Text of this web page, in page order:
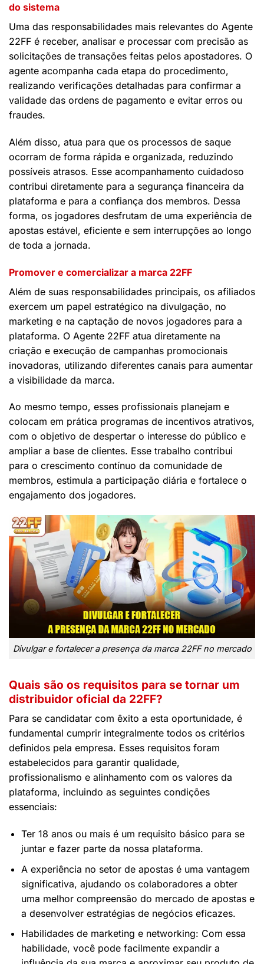
do sistema
Uma das responsabilidades mais relevantes do Agente
22FF é receber, analisar e processar com precisão as
solicitações de transações feitas pelos apostadores. O
agente acompanha cada etapa do procedimento,
realizando verificações detalhadas para confirmar a
validade das ordens de pagamento e evitar erros ou
fraudes.
Além disso, atua para que os processos de saque
ocorram de forma rápida e organizada, reduzindo
possíveis atrasos. Esse acompanhamento cuidadoso
contribui diretamente para a segurança financeira da
plataforma e para a confiança dos membros. Dessa
forma, os jogadores desfrutam de uma experiência de
apostas estável, eficiente e sem interrupções ao longo
de toda a jornada.
Promover e comercializar a marca 22FF
Além de suas responsabilidades principais, os afiliados
exercem um papel estratégico na divulgação, no
marketing e na captação de novos jogadores para a
plataforma. O Agente 22FF atua diretamente na
criação e execução de campanhas promocionais
inovadoras, utilizando diferentes canais para aumentar
a visibilidade da marca.
Ao mesmo tempo, esses profissionais planejam e
colocam em prática programas de incentivos atrativos,
com o objetivo de despertar o interesse do público e
ampliar a base de clientes. Esse trabalho contribui
para o crescimento contínuo da comunidade de
membros, estimula a participação diária e fortalece o
engajamento dos jogadores.
Divulgar e fortalecer a presença da marca 22FF no mercado
Quais são os requisitos para se tornar um
distribuidor oficial da 22FF?
Para se candidatar com êxito a esta oportunidade, é
fundamental cumprir integralmente todos os critérios
definidos pela empresa. Esses requisitos foram
estabelecidos para garantir qualidade,
profissionalismo e alinhamento com os valores da
plataforma, incluindo as seguintes condições
essenciais:
Ter 18 anos ou mais é um requisito básico para se
juntar e fazer parte da nossa plataforma.
A experiência no setor de apostas é uma vantagem
significativa, ajudando os colaboradores a obter
uma melhor compreensão do mercado de apostas e
a desenvolver estratégias de negócios eficazes.
Habilidades de marketing e networking: Com essa
habilidade, você pode facilmente expandir a